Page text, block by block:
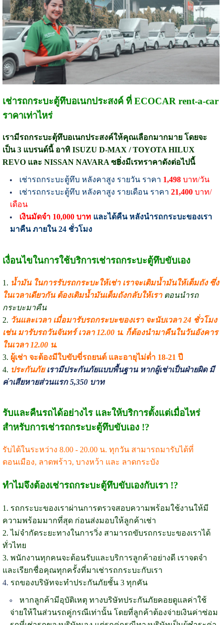
เช่ารถกระบะตู้ทึบอเนกประสงค์ ที่ ECOCAR rent-a-car
ราคาเท่าไหร่
เรามีรถกระบะตุ้ทึบอเนกประสงค์ให้คุณเลือกมากมาย โดยจะ
เป็น 3 แบรนด์นี้ อาทิ ISUZU D-MAX / TOYOTA HILUX
REVO และ NISSAN NAVARA ซ฿่งมีเรทราคาดังต่อไปนี้
เช่ารถกระบะตู้ทึบ หลังคาสูง รายวัน ราคา 1,498บาท/วัน
เช่ารถกระบะตู้ทึบ หลังคาสูง รายเดือน ราคา 21,400บาท/
เดือน
เงินมัดจำ 10,000 บาทและได้คืน หลังนำรถกระบะของเรา
มาคืน ภายใน 24 ชั่วโมง
เงื่อนไขในการใช้บริการเช่ารถกระบะตู้ทึบขับเอง
1. น้ำมัน ในการรับรถกระบะให้เช่า เราจะเติมน้ำมันให้เต็มถัง ซึ่ง
ในเวลาเดียวกัน ต้องเติมน้ำมันเต็มถังกลับให้เราตอนนำรถ
กระบะมาคืน
2. วันและเวลา เมื่อมารับรถกระบะของเรา จะนับเวลา 24 ชั่วโมง
เช่น มารับรถวันจันทร์ เวลา 12.00 น. ก็ต้องนำมาคืนในวันอังคาร
ในเวลา 12.00 น.
3. ผู้เช่า จะต้องมีใบขับขี่รถยนต์ และอายุไม่ต่ำ 18-21 ปี
4. ประกันภัยเรามีประกันภัยแบบพื้นฐาน หากผู้เช่าเป็นฝ่ายผิด มี
ค่าเสียหายส่วนแรก 5,350 บาท
รับและคืนรถได้อย่างไร และให้บริการตั้งแต่เมื่อไหร่
สำหรับการเช่ารถกระบะตู้ทึบขับเอง !?
รับได้ในระหว่าง 8.00 - 20.00 น. ทุกวัน สามารถมารับได้ที่
ดอนเมือง, ลาดพร้าว, บางหว้า และ ลาดกระบัง
ทำไมจึงต้องเช่ารถกระบะตู้ทึบขับเองกับเรา !?
1. รถกระบะของเราผ่านการตรวจสอบความพร้อมใช้งานให้มี
ความพร้อมมากที่สุด ก่อนส่งมอบให้ลูกค้าเช่า
2. ไม่จำกัดระยะทางในการวิ่ง สามารถขับรถกระบะของเราได้
ทั่วไทย
3. พนักงานทุกคนจะต้อนรับและบริการลูกค้าอย่างดี เราจดจำ
และเรียกชื่อคุณทุกครั้งที่มาเช่ารถกระบะกับเรา
4. รถของบริษัทจะทำประกันภัยชั้น 3 ทุกคัน
หากลูกค้ามีอุบัติเหตุ ทางบริษัทประกันภัยคอยดูแลค่าใช้
จ่ายให้ในส่วนรถคู่กรณีเท่านั้น โดยที่ลูกค้าต้องจ่ายเงินค่าซ่อม